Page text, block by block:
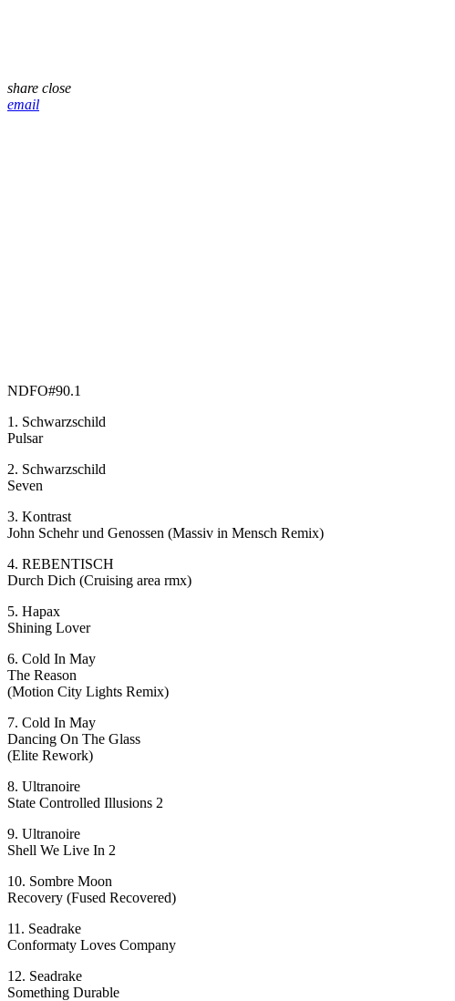
share close
email
NDFO#90.1
1. Schwarzschild
Pulsar
2. Schwarzschild
Seven
3. Kontrast
John Schehr und Genossen (Massiv in Mensch Remix)
4. REBENTISCH
Durch Dich (Cruising area rmx)
5. Hapax
Shining Lover
6. Cold In May
The Reason
(Motion City Lights Remix)
7. Cold In May
Dancing On The Glass
(Elite Rework)
8. Ultranoire
State Controlled Illusions 2
9. Ultranoire
Shell We Live In 2
10. Sombre Moon
Recovery (Fused Recovered)
11. Seadrake
Conformaty Loves Company
12. Seadrake
Something Durable